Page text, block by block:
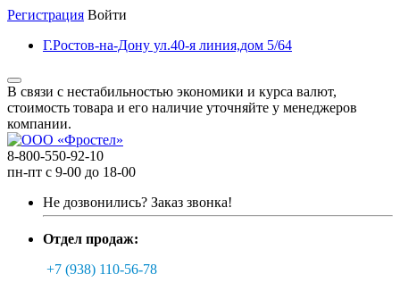
Регистрация Войти
Г.Ростов-на-Дону ул.40-я линия,дом 5/64
В связи с нестабильностью экономики и курса валют,
стоимость товара и его наличие уточняйте у менеджеров
компании.
8-800-550-92-10
пн-пт с 9-00 до 18-00
Не дозвонились? Заказ звонка!
Отдел продаж:
+7 (938) 110-56-78